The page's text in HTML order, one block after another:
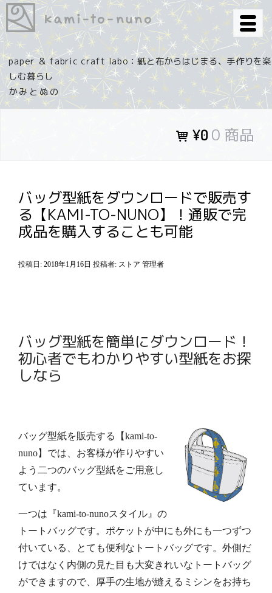
コ
ン
テ
ン
ツ
へ
ス
paper ＆ fabric craft labo：紙と布からはじまる、手作りを楽
しむ暮らし
¥0 0 商品
バッグ型紙をダウンロードで販売す
る【KAMI-TO-NUNO】！通販で完
成品を購入することも可能
投稿日: 2018年1月16日 投稿者: ストア 管理者
バッグ型紙を簡単にダウンロード！
初心者でもわかりやすい型紙をお探
しなら
バッグ型紙を販売する【kami-to-
nuno】では、お客様が作りやすい
よう二つのバッグ型紙をご用意し
ています。
一つは『kami-to-nunoスタイル』の
トートバッグです。ポケットが中にも外にも一つずつ
付いている、とても便利なトートバッグです。外側だ
けではなく内側の見た目も大変きれいなトートバッグ
ができますので、厚手の生地が縫えるミシンをお持ち